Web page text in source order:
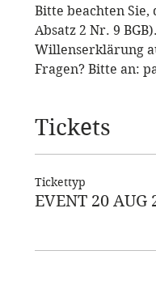
Bitte beachten
Absatz 2 Nr. 9
Willenserklärung
Fragen? Bitte an:
Tickets
Tickettyp
EVENT 20